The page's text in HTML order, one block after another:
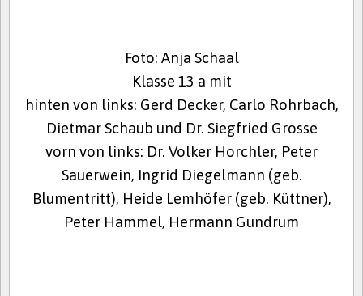
Foto: Anja Schaal
Klasse 13 a mit
hinten von links: Gerd Decker, Carlo Rohrbach,
Dietmar Schaub und Dr. Siegfried Grosse
vorn von links: Dr. Volker Horchler, Peter
Sauerwein, Ingrid Diegelmann (geb.
Blumentritt), Heide Lemhöfer (geb. Küttner),
Peter Hammel, Hermann Gundrum